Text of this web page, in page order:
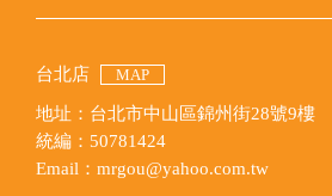
台北店 MAP
地址：台北市中山區錦州街28號9樓
統編：50781424
Email：mrgou@yahoo.com.tw